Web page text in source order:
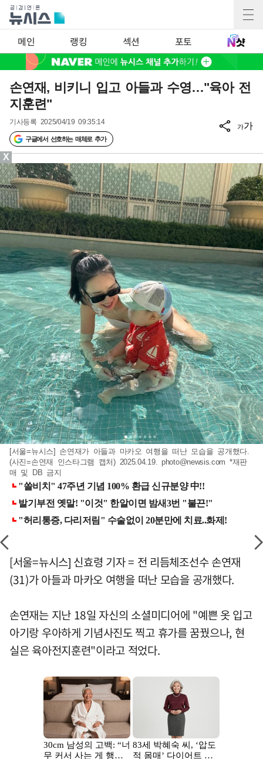
메인 랭킹 섹션 포토
손연재, 비키니 입고 아들과 수영…"육아 전
지훈련"
기사등록 2025/04/19 09:35:14
구글에서 선호하는 매체로 추가
가가
[서울=뉴시스] 손연재가 아들과 마카오 여행을 떠난 모습을 공개했다.
(사진=손연재 인스타그램 캡처) 2025.04.19. photo@newsis.com *재판
매 및 DB 금지
[서울=뉴시스] 신효령 기자 = 전 리듬체조선수 손연재
(31)가 아들과 마카오 여행을 떠난 모습을 공개했다.
손연재는 지난 18일 자신의 소셜미디어에 "예쁜 옷 입고
아기랑 우아하게 기념사진도 찍고 휴가를 꿈꿨으나, 현
실은 육아전지훈련"이라고 적었다.
X